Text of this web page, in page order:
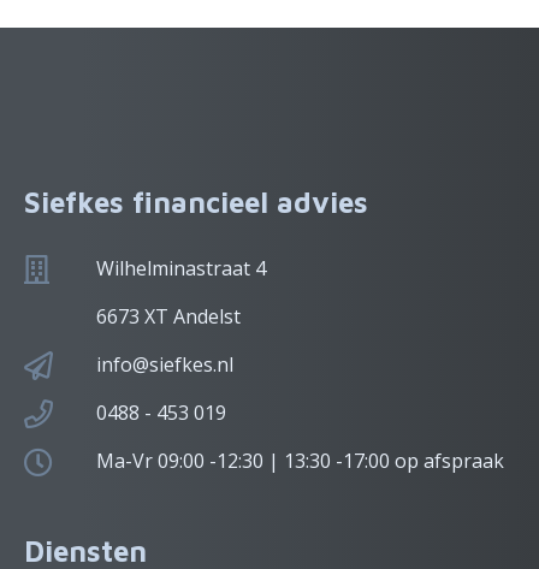
Siefkes financieel advies
Wilhelminastraat 4
6673 XT Andelst
info@siefkes.nl
0488 - 453 019
Ma-Vr 09:00 -12:30 | 13:30 -17:00 op afspraak
Diensten